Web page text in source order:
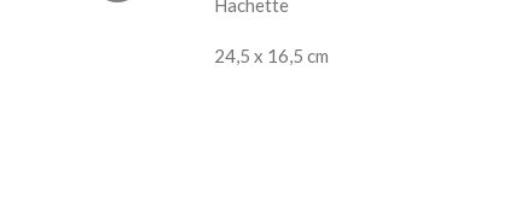
Hachette
24,5 x 16,5 cm